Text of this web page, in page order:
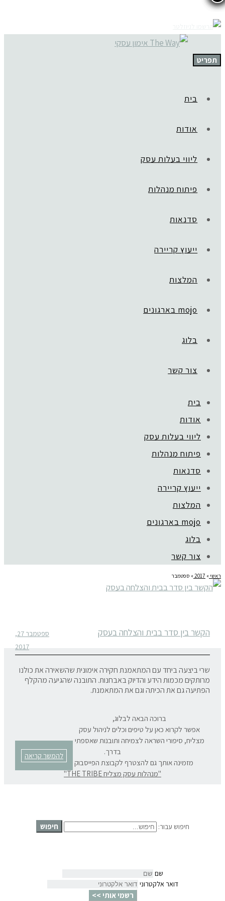
תפריט
בית
אודות
ליווי בעלות עסק
פיתוח מנהלות
סדנאות
ייעוץ קריירה
המלצות
mojo בארגונים
בלוג
צור קשר
בית
אודות
ליווי בעלות עסק
פיתוח מנהלות
סדנאות
ייעוץ קריירה
המלצות
mojo בארגונים
בלוג
צור קשר
ראשי »
2017
» ספטמבר
הקשר בין סדר בבית והצלחה בעסק
ספטמבר 27,
2017
שרי ביצעה ביחד עם המתאמנת חקירה אימונית שהשאירה את כולנו
מרותקים מכמות הידע והדיוק באבחנות. התובנה שהגיעה מהקלף
הפתיעה גם את הכיתה וגם את המתאמנת.
להמשך קריאה
ברוכה הבאה לבלוג,
אפשר לקרוא כאן על טיפים וכלים לניהול עסק
מצליח, סיפורי השראה לצמיחה ותובנות שאספתי
בדרך.
מזמינה אותך גם להצטרף לקבוצת הפייסבוק המרתקת שלנו:
"מנהלות עסק מצליח THE TRIBE"
חיפוש עבור: חיפוש
שם
דואר אלקטרוני
רשמי אותי >>